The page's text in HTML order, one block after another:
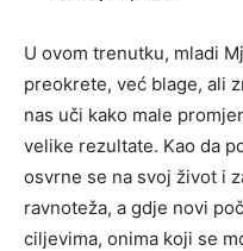
U ovom trenutku, mladi
preokrete, već blage, ali
nas uči kako male
velike rezultate. Kao da
osvrne se na svoj život i
ravnoteža, a gdje novi
ciljevima, onima koji se